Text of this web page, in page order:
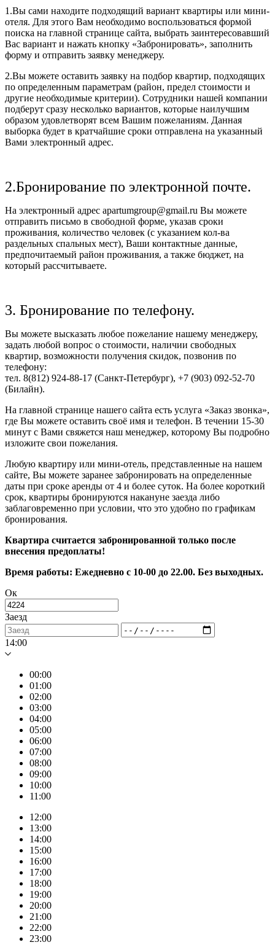
1.Вы сами находите подходящий вариант квартиры или мини-
отеля. Для этого Вам необходимо воспользоваться формой
поиска на главной странице сайта, выбрать заинтересовавший
Вас вариант и нажать кнопку «Забронировать», заполнить
форму и отправить заявку менеджеру.
2.Вы можете оставить заявку на подбор квартир, подходящих
по определенным параметрам (район, предел стоимости и
другие необходимые критерии). Сотрудники нашей компании
подберут сразу несколько вариантов, которые наилучшим
образом удовлетворят всем Вашим пожеланиям. Данная
выборка будет в кратчайшие сроки отправлена на указанный
Вами электронный адрес.
2.Бронирование по электронной почте.
На электронный адрес apartumgroup@gmail.ru Вы можете
отправить письмо в свободной форме, указав сроки
проживания, количество человек (с указанием кол-ва
раздельных спальных мест), Ваши контактные данные,
предпочитаемый район проживания, а также бюджет, на
который рассчитываете.
3. Бронирование по телефону.
Вы можете высказать любое пожелание нашему менеджеру,
задать любой вопрос о стоимости, наличии свободных
квартир, возможности получения скидок, позвонив по
телефону:
тел. 8(812) 924-88-17 (Санкт-Петербург), +7 (903) 092-52-70
(Билайн).
На главной странице нашего сайта есть услуга «Заказ звонка»,
где Вы можете оставить своё имя и телефон. В течении 15-30
минут с Вами свяжется наш менеджер, которому Вы подробно
изложите свои пожелания.
Любую квартиру или мини-отель, представленные на нашем
сайте, Вы можете заранее забронировать на определенные
даты при сроке аренды от 4 и более суток. На более короткий
срок, квартиры бронируются накануне заезда либо
заблаговременно при условии, что это удобно по графикам
бронирования.
Квартира считается забронированной только после
внесения предоплаты!
Время работы: Ежедневно с 10-00 до 22.00. Без выходных.
Ок
Заезд
14:00
00:00
01:00
02:00
03:00
04:00
05:00
06:00
07:00
08:00
09:00
10:00
11:00
12:00
13:00
14:00
15:00
16:00
17:00
18:00
19:00
20:00
21:00
22:00
23:00